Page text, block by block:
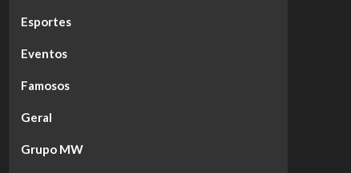
Esportes
Eventos
Famosos
Geral
Grupo MW